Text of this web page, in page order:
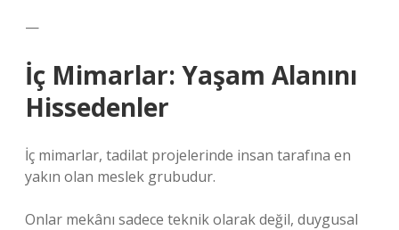
—
İç Mimarlar: Yaşam Alanını
Hissedenler
İç mimarlar, tadilat projelerinde insan tarafına en
yakın olan meslek grubudur.
Onlar mekânı sadece teknik olarak değil, duygusal